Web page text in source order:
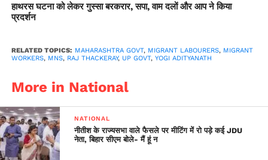
कराना चाहिए। इन श्रमिकों को अपने दस्तावेज और तस्वीरें भी यहां जमा
करानी होंगी।’’ उन्होंने कहा कि सरकार को गंभीरता के साथ यह काम करना
pic.twitter.com/xi3k5rlm47
— Raj Thackeray
हाथरस घटना को लेकर गुस्सा बरकरार, सपा, वाम दलों और आप ने किया
प्रदर्शन
RELATED TOPICS: MAHARASHTRA GOVT, MIGRANT LABOURERS, MIGRANT
WORKERS, MNS, RAJ THACKERAY, UP GOVT, YOGI ADITYANATH
More in National
NATIONAL
नीतीश के राज्यसभा वाले फैसले पर मीटिंग में रो पड़े कई JDU
नेता, बिहार सीएम बोले- मैं हूं न